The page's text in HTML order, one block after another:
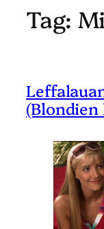
Tag:
(Blondien